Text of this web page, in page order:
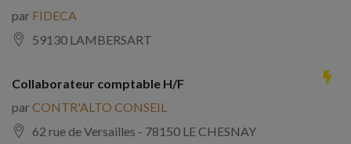
par FIDECA
59130 LAMBERSART
Collaborateur comptable H/F
parCONTR'ALTO CONSEIL
62 rue de Versailles - 78150 LE CHESNAY